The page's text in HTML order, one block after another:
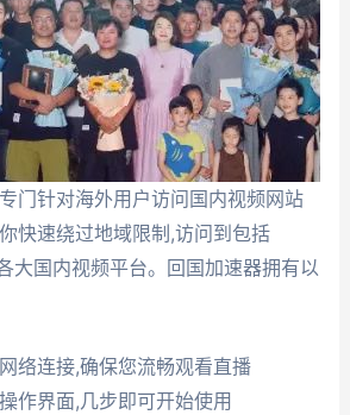
门针对海外用户访问国内视频网站
快速绕过地域限制,访问到包括
大国内视频平台。回国加速器拥有以
络连接,确保您流畅观看直播
作界面,几步即可开始使用